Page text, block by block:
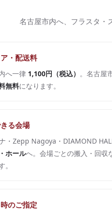
名古屋市内へ、フラスタ・
・配送料
へ一律 1,100円（税込） 。名古屋
無料になります。
る会場
・Zepp Nagoya・DIAMOND
ホールへ。会場ごとの搬入・回収
のご指定